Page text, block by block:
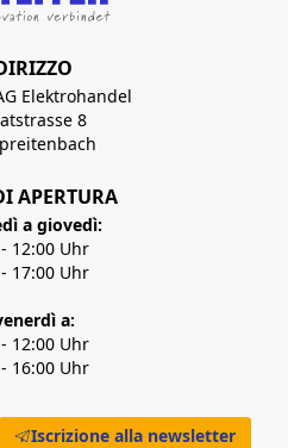
Elektrohandel
8
APERTURA
a giovedì:
12:00 Uhr
17:00 Uhr
a:
12:00 Uhr
16:00 Uhr
Iscrizione alla newsletter